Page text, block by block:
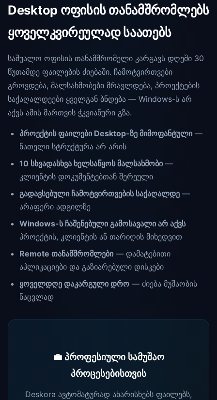
Desktop ოფისის თანამშრომლებს
ყოველკვირეულად საათებს
საშუალო ოფისის თანამშრომელი კარგავს დღეში 30
წუთამდე ფაილების ძიებაში. ჩამოტვირთვები
გროვდება, მალსახმობები მრავლდება, პროექტების
საქაღალდეები ყველგან ბნდება — Windows-ს არ
აქვს ამის მართვის ჭკვიანური გზა.
პროექტის ფაილები Desktop-ზე მიმოფანტული —
ნათელი სტრუქტურა არ არის
10 სხვადასხვა ხელსაწყოს მალსახმობი —
კლიენტის დოკუმენტებთან შერეული
გადავსებული ჩამოტვირთვების საქაღალდე —
არაფერი ადგილზე
Windows-ს ჩაშენებული გამოსავალი არ აქვს
პროექტის, კლიენტის ან თარიღის მიხედვით
Remote თანამშრომლები — დამატებითი
აპლიკაციები და გაზიარებული დისკები
ყოველდღე დაკარგული დრო — ძიება მუშაობის
ნაცვლად
💼 პროფესიული სამუშაო
პროცესებისთვის
Deskora ავტომატურად ახარისხებს ფაილებს,